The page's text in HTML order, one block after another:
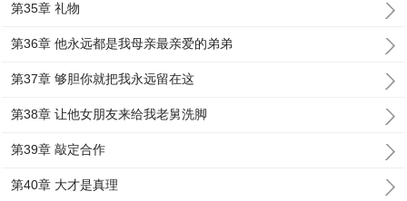
第35章 礼物
第36章 他永远都是我母亲最亲爱的弟弟
第37章 够胆你就把我永远留在这
第38章 让他女朋友来给我老舅洗脚
第39章 敲定合作
第40章 大才是真理